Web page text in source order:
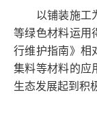
以铺装施工为
等绿色材料运用
行维护指南》相
集料等材料的应
生态发展起到积